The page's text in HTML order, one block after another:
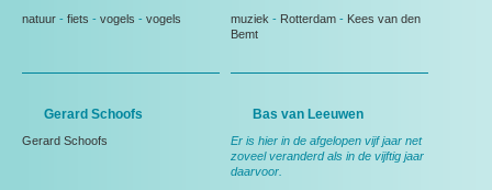
natuur - fiets - vogels - vogels muziek - Rotterdam - Kees van den
Bemt
Gerard Schoofs
Gerard Schoofs
Bas van Leeuwen
Er is hier in de afgelopen vijf jaar net
zoveel veranderd als in de vijftig jaar
daarvoor.